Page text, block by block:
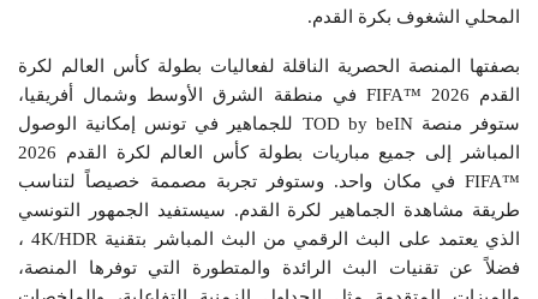
المحلي الشغوف بكرة القدم.
بصفتها المنصة الحصرية الناقلة لفعاليات بطولة كأس العالم لكرة
القدم 2026 ™FIFA في منطقة الشرق الأوسط وشمال أفريقيا،
ستوفر منصة TOD by beIN للجماهير في تونس إمكانية الوصول
المباشر إلى جميع مباريات بطولة كأس العالم لكرة القدم 2026
™FIFA في مكان واحد. وستوفر تجربة مصممة خصيصاً لتناسب
طريقة مشاهدة الجماهير لكرة القدم. سيستفيد الجمهور التونسي
الذي يعتمد على البث الرقمي من البث المباشر بتقنية 4K/HDR ،
فضلاً عن تقنيات البث الرائدة والمتطورة التي توفرها المنصة،